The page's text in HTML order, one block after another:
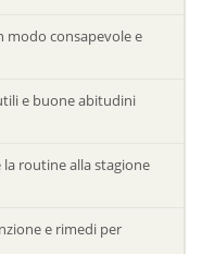
modo consapevole e
e buone abitudini
routine alla stagione
e rimedi per